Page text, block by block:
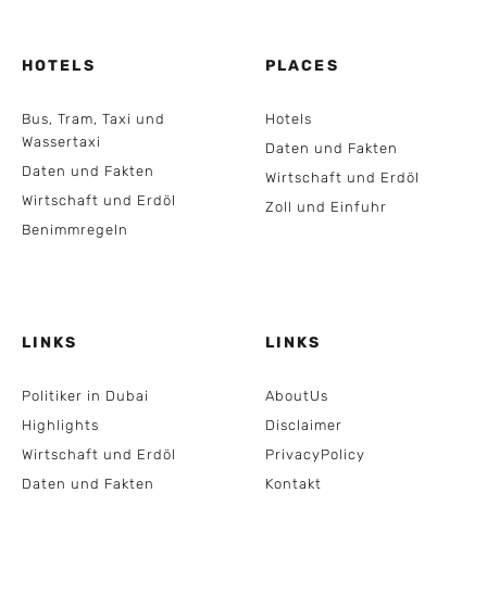
HOTELS
Bus, Tram, Taxi und
Wassertaxi
Daten und Fakten
Wirtschaft und Erdöl
Benimmregeln
PLACES
Hotels
Daten und Fakten
Wirtschaft und Erdöl
Zoll und Einfuhr
LINKS
Politiker in Dubai
Highlights
Wirtschaft und Erdöl
Daten und Fakten
LINKS
AboutUs
Disclaimer
PrivacyPolicy
Kontakt